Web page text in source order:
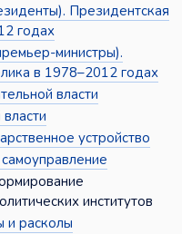
Президентская
годах
министры).
в 1978–2012 годах
власти
устройство
институтов
и расколы